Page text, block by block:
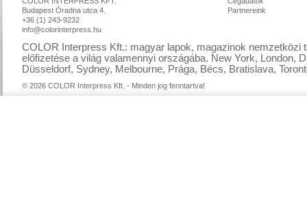
Budapest Óradna utca 4.
+36 (1) 243-9232
info@colorinterpress.hu
Partnereink
COLOR Interpress Kft.: magyar lapok, magazinok nemzetközi
előfizetése a világ valamennyi országába. New York, London,
Düsseldorf, Sydney, Melbourne, Prága, Bécs, Bratislava,
© 2026 COLOR Interpress Kft. - Minden jog fenntartva!